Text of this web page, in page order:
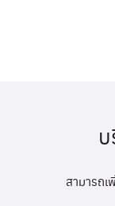
สามารถ